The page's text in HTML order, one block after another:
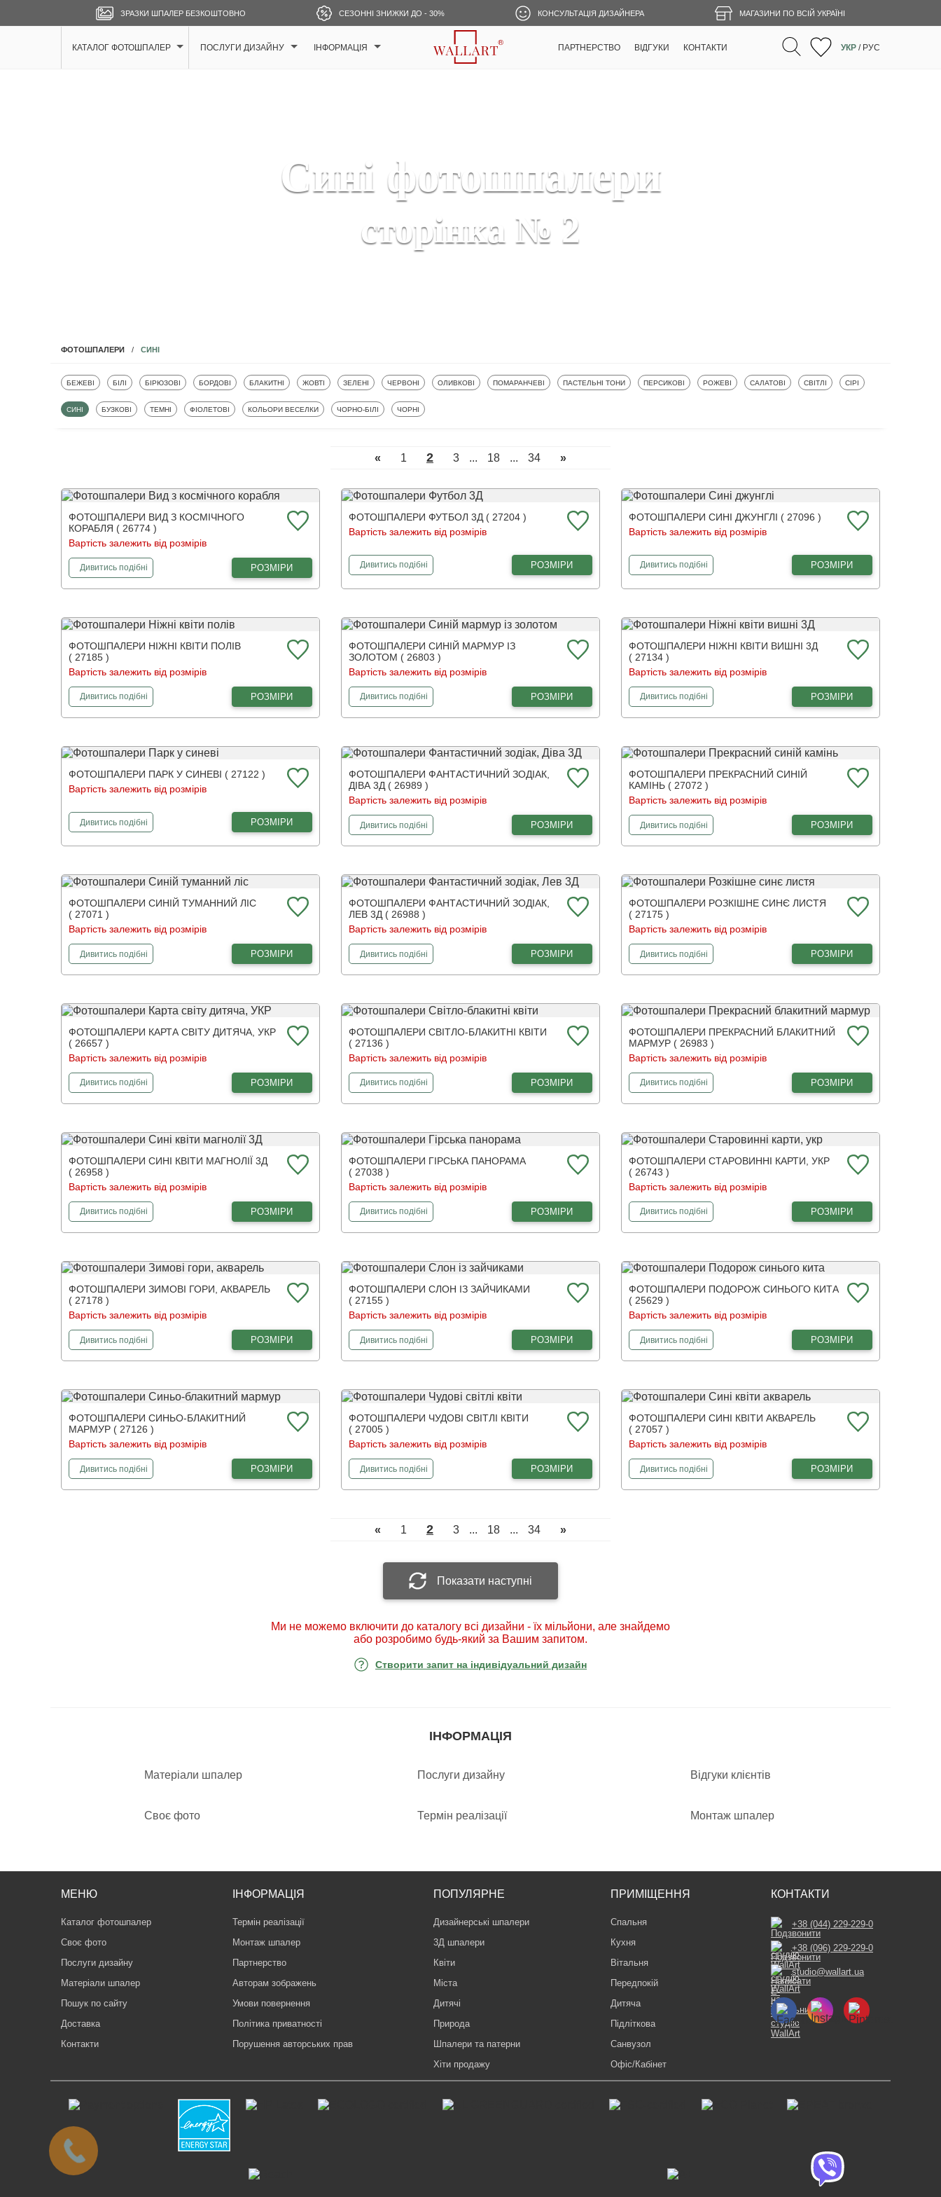
ЗРАЗКИ ШПАЛЕР БЕЗКОШТОВНО СЕЗОННІ ЗНИЖКИ ДО - 30% КОНСУЛЬТАЦІЯ ДИЗАЙНЕРА МАГАЗИНИ ПО ВСІЙ УКРАЇНІ
КАТАЛОГ ФОТОШПАЛЕР ПОСЛУГИ ДИЗАЙНУ ІНФОРМАЦІЯ ПАРТНЕРСТВО ВІДГУКИ КОНТАКТИ УКР / РУС
Сині фотошпалери
сторінка № 2
ФОТОШПАЛЕРИ СИНІ
ФОТОШПАЛЕРИ
БЕЖЕВІ ФОТОШПАЛЕРИ
БІЛІ ФОТОШПАЛЕРИ
БІРЮЗОВІ ФОТОШПАЛЕРИ
БОРДОВІ ФОТОШПАЛЕРИ
БЛАКИТНІ ФОТОШПАЛЕРИ
ЖОВТІ ФОТОШПАЛЕРИ
ЗЕЛЕНІ ФОТОШПАЛЕРИ
ЧЕРВОНІ ФОТОШПАЛЕРИ
ОЛИВКОВІ ФОТОШПАЛЕРИ
ПОМАРАНЧЕВІ ФОТОШПАЛЕРИ
ПАСТЕЛЬНІ ТОНИ ФОТОШПАЛЕРИ
ПЕРСИКОВІ ФОТОШПАЛЕРИ
РОЖЕВІ ФОТОШПАЛЕРИ
САЛАТОВІ ФОТОШПАЛЕРИ
СВІТЛІ ФОТОШПАЛЕРИ
СІРІ
ФОТОШПАЛЕРИ
СИНІ ФОТОШПАЛЕРИ
БУЗКОВІ ФОТОШПАЛЕРИ
ТЕМНІ ФОТОШПАЛЕРИ
ФІОЛЕТОВІ ФОТОШПАЛЕРИ
КОЛЬОРИ ВЕСЕЛКИ ФОТОШПАЛЕРИ
ЧОРНО-БІЛІ ФОТОШПАЛЕРИ
ЧОРНІ
« 1 2 3 ... 18 ... 34 »
ФОТОШПАЛЕРИ ВИД З КОСМІЧНОГО
КОРАБЛЯ ( 26774 )
Вартість залежить від розмірів
Дивитисьфотошпалери
подібні РОЗМІРИ
ФОТОШПАЛЕРИ ФУТБОЛ 3Д ( 27204 )
Вартість залежить від розмірів
Дивитисьфотошпалери
подібніФутбол 3Д РОЗМІРИ
ФОТОШПАЛЕРИ СИНІ ДЖУНГЛІ ( 27096 )
Вартість залежить від розмірів
Дивитисьфотошпалери
подібніСині джунглі РОЗМІРИ
ФОТОШПАЛЕРИ НІЖНІ КВІТИ ПОЛІВ
( 27185 )
Вартість залежить від розмірів
Дивитисьфотошпалери
подібні РОЗМІРИ
ФОТОШПАЛЕРИ СИНІЙ МАРМУР ІЗ
ЗОЛОТОМ ( 26803 )
Вартість залежить від розмірів
Дивитисьфотошпалери
подібніСиній мармур із золотом РОЗМІРИ
ФОТОШПАЛЕРИ НІЖНІ КВІТИ ВИШНІ 3Д
( 27134 )
Вартість залежить від розмірів
Дивитисьфотошпалери
подібніНіжні квіти вишні 3Д РОЗМІРИ
ФОТОШПАЛЕРИ ПАРК У СИНЕВІ ( 27122 )
Вартість залежить від розмірів
Дивитисьфотошпалери
подібні РОЗМІРИ
ФОТОШПАЛЕРИ ФАНТАСТИЧНИЙ ЗОДІАК,
ДІВА 3Д ( 26989 )
Вартість залежить від розмірів
Дивитисьфотошпалери
подібніФантастичний зодіак, Діва 3ДРОЗМІРИ
ФОТОШПАЛЕРИ ПРЕКРАСНИЙ СИНІЙ
КАМІНЬ ( 27072 )
Вартість залежить від розмірів
Дивитисьфотошпалери
подібніПрекрасний синій камінь РОЗМІРИ
ФОТОШПАЛЕРИ СИНІЙ ТУМАННИЙ ЛІС
( 27071 )
Вартість залежить від розмірів
Дивитисьфотошпалери
подібні РОЗМІРИ
ФОТОШПАЛЕРИ ФАНТАСТИЧНИЙ ЗОДІАК,
ЛЕВ 3Д ( 26988 )
Вартість залежить від розмірів
Дивитисьфотошпалери
подібніФантастичний зодіак, Лев 3ДРОЗМІРИ
ФОТОШПАЛЕРИ РОЗКІШНЕ СИНЄ ЛИСТЯ
( 27175 )
Вартість залежить від розмірів
Дивитисьфотошпалери
подібніРозкішне синє листя РОЗМІРИ
ФОТОШПАЛЕРИ КАРТА СВІТУ ДИТЯЧА, УКР
( 26657 )
Вартість залежить від розмірів
Дивитисьфотошпалери
подібні РОЗМІРИ
ФОТОШПАЛЕРИ СВІТЛО-БЛАКИТНІ КВІТИ
( 27136 )
Вартість залежить від розмірів
Дивитисьфотошпалери
подібніСвітло-блакитні квіти РОЗМІРИ
ФОТОШПАЛЕРИ ПРЕКРАСНИЙ БЛАКИТНИЙ
МАРМУР ( 26983 )
Вартість залежить від розмірів
Дивитисьфотошпалери
подібніПрекрасний блакитний мармурРОЗМІРИ
ФОТОШПАЛЕРИ СИНІ КВІТИ МАГНОЛІЇ 3Д
( 26958 )
Вартість залежить від розмірів
Дивитисьфотошпалери
подібні РОЗМІРИ
ФОТОШПАЛЕРИ ГІРСЬКА ПАНОРАМА
( 27038 )
Вартість залежить від розмірів
Дивитисьфотошпалери
подібніГірська панорама РОЗМІРИ
ФОТОШПАЛЕРИ СТАРОВИННІ КАРТИ, УКР
( 26743 )
Вартість залежить від розмірів
Дивитисьфотошпалери
подібніСтаровинні карти, укр РОЗМІРИ
ФОТОШПАЛЕРИ ЗИМОВІ ГОРИ, АКВАРЕЛЬ
( 27178 )
Вартість залежить від розмірів
Дивитисьфотошпалери
подібні РОЗМІРИ
ФОТОШПАЛЕРИ СЛОН ІЗ ЗАЙЧИКАМИ
( 27155 )
Вартість залежить від розмірів
Дивитисьфотошпалери
подібніСлон із зайчиками РОЗМІРИ
ФОТОШПАЛЕРИ ПОДОРОЖ СИНЬОГО КИТА
( 25629 )
Вартість залежить від розмірів
Дивитисьфотошпалери
подібніПодорож синього кита РОЗМІРИ
ФОТОШПАЛЕРИ СИНЬО-БЛАКИТНИЙ
МАРМУР ( 27126 )
Вартість залежить від розмірів
Дивитисьфотошпалери
подібні РОЗМІРИ
ФОТОШПАЛЕРИ ЧУДОВІ СВІТЛІ КВІТИ
( 27005 )
Вартість залежить від розмірів
Дивитисьфотошпалери
подібніЧудові світлі квіти РОЗМІРИ
ФОТОШПАЛЕРИ СИНІ КВІТИ АКВАРЕЛЬ
( 27057 )
Вартість залежить від розмірів
Дивитисьфотошпалери
подібніСині квіти акварель РОЗМІРИ
« 1 2 3 ... 18 ... 34 »
Показати наступні
Ми не можемо включити до каталогу всі дизайни - їх мільйони, але знайдемо
або розробимо будь-який за Вашим запитом.
Створити запит на індивідуальний дизайн
ІНФОРМАЦІЯ
Матеріали шпалер Послуги дизайну Відгуки клієнтів
Своє фото Термін реалізації Монтаж шпалер
МЕНЮ
Каталог фотошпалер
Своє фото
Послуги дизайну
Матеріали шпалер
Пошук по сайту
Доставка
Контакти
ІНФОРМАЦІЯ
Термін реалізації
Монтаж шпалер
Партнерство
Авторам зображень
Умови повернення
Політика приватності
Порушення авторських прав
ПОПУЛЯРНЕ
Дизайнерські шпалери
3Д шпалери
Квіти
Міста
Дитячі
Природа
Шпалери та патерни
Хіти продажу
ПРИМІЩЕННЯ
Спальня
Кухня
Вітальня
Передпокій
Дитяча
Підліткова
Санвузол
Офіс/Кабінет
КОНТАКТИ
+38 (044) 229-229-0
+38 (096) 229-229-0
studio@wallart.ua